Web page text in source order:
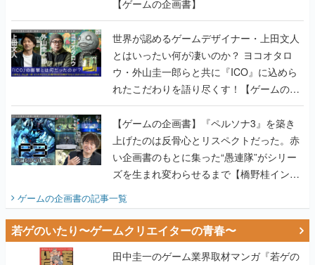
【ゲームの企画書】
世界が認めるゲームデザイナー・上田文人
とはいったい何が凄いのか？ ヨコオタロ
ウ・外山圭一郎らと共に『ICO』に込めら
れたこだわりを語り尽くす！【ゲームの企
画書】
【ゲームの企画書】『ペルソナ3』を築き
上げたのは反骨心とリスペクトだった。赤
い企画書のもとに集った“愚連隊”がシリー
ズを生まれ変わらせるまで【橋野桂インタ
ビュー】
ゲームの企画書の記事一覧
若ゲのいたり〜ゲームクリエイターの青春〜
田中圭一のゲーム業界取材マンガ『若ゲの